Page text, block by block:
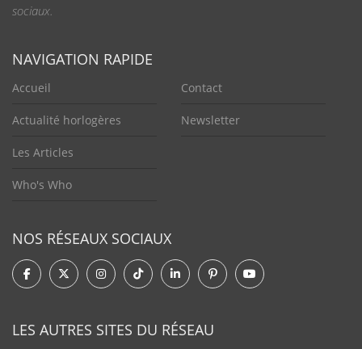
sociaux.
NAVIGATION RAPIDE
Accueil
Actualité horlogères
Les Articles
Who's Who
Contact
Newsletter
NOS RÉSEAUX SOCIAUX
LES AUTRES SITES DU RÉSEAU